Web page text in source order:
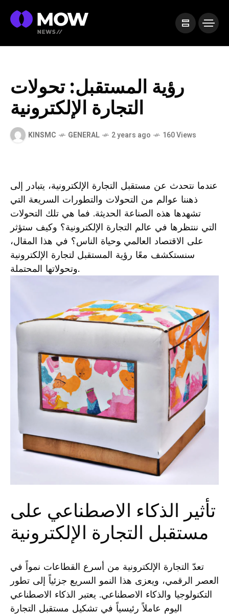
رؤية المستقبل: تحولات
التجارة الإلكترونية
KINSMC GENERAL 2 years ago 160 Views
عندما نتحدث عن مستقبل التجارة الإلكترونية، يتبادر إلى
‌ذهننا عوالم من التحولات والتطورات السريعة التي
تشهدها هذه‌ الصناعة الحديثة. فما هي تلك التحولات
التي ننتظرها ⁤في عالم التجارة الإلكترونية؟ وكيف ستؤثر
على الاقتصاد العالمي ‍وحياة الناس؟ في هذا المقال،‌
سنستكشف معًا‌ رؤية المستقبل لتجارة الإلكترونية
وتحولاتها المحتملة.
تأثير الذكاء الاصطناعي على
مستقبل التجارة الإلكترونية
تعدّ التجارة الإلكترونية من أسرع القطاعات⁢ نمواً‍ في
⁣العصر الرقمي، ويعزى هذا النمو السريع جزئياً إلى تطور
التكنولوجيا والذكاء ⁣الاصطناعي. يعتبر الذكاء الاصطناعي
اليوم عاملاً رئيسياً في تشكيل مستقبل التجارة